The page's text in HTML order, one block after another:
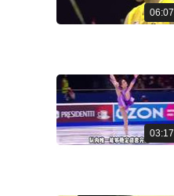
06:07
03:17